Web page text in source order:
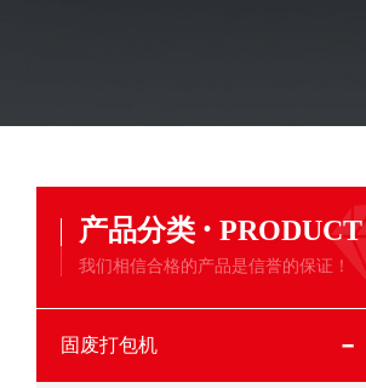
产品分类 · PRODUCT
我们相信合格的产品是信誉的保证！
固废打包机